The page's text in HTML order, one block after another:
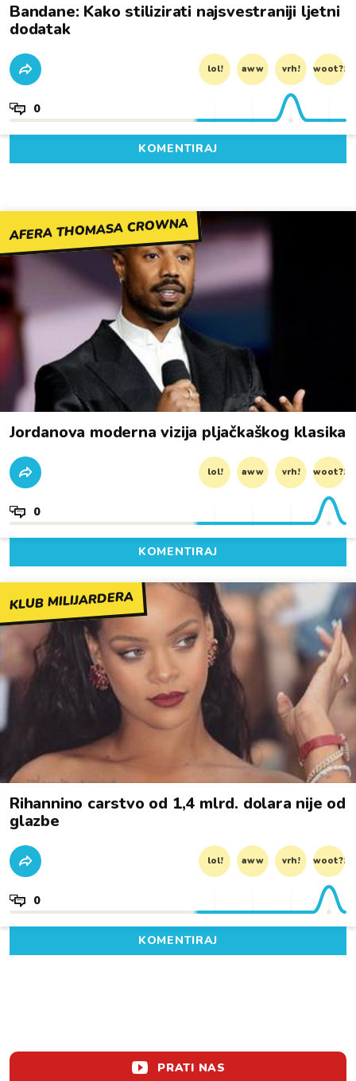
Bandane: Kako stilizirati najsvestraniji ljetni
dodatak
lol! aww vrh! woot?!
0
KOMENTIRAJ
AFERA THOMASA CROWNA
Jordanova moderna vizija pljačkaškog klasika
lol! aww vrh! woot?!
0
KOMENTIRAJ
KLUB MILIJARDERA
Rihannino carstvo od 1,4 mlrd. dolara nije od
glazbe
lol! aww vrh! woot?!
0
KOMENTIRAJ
PRATI NAS